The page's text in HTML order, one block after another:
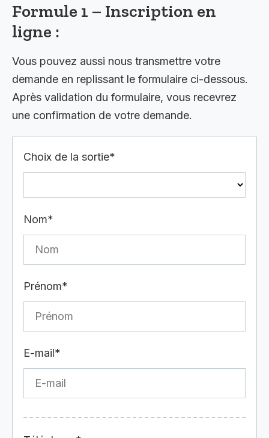
Formule 1 – Inscription en
ligne :
Vous pouvez aussi nous transmettre votre
demande en replissant le formulaire ci-dessous.
Après validation du formulaire, vous recevrez
une confirmation de votre demande.
Choix de la sortie*
Nom*
Prénom*
E-mail*